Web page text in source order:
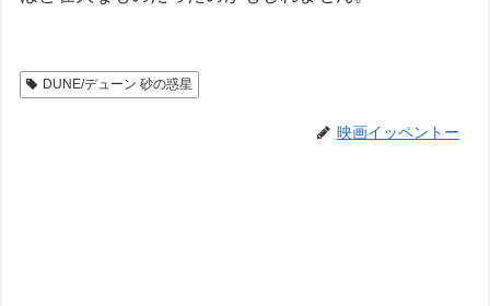
DUNE/デューン 砂の惑星
映画イッペントー